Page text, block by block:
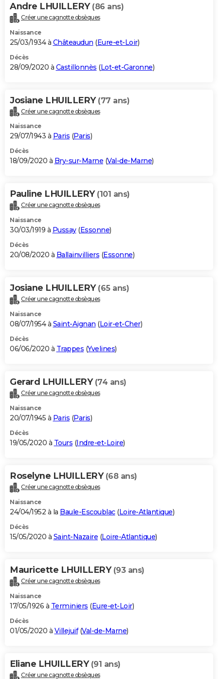
Andre LHUILLERY (86 ans)
Créer une cagnotte obsèques
Naissance
25/03/1934 à Châteaudun (Eure-et-Loir)
Décès
28/09/2020 à Castillonnès (Lot-et-Garonne)
Josiane LHUILLERY (77 ans)
Créer une cagnotte obsèques
Naissance
29/07/1943 à Paris (Paris)
Décès
18/09/2020 à Bry-sur-Marne (Val-de-Marne)
Pauline LHUILLERY (101 ans)
Créer une cagnotte obsèques
Naissance
30/03/1919 à Pussay(Essonne)
Décès
20/08/2020 à Ballainvilliers (Essonne)
Josiane LHUILLERY (65 ans)
Créer une cagnotte obsèques
Naissance
08/07/1954 à Saint-Aignan (Loir-et-Cher)
Décès
06/06/2020 à Trappes (Yvelines)
Gerard LHUILLERY (74 ans)
Créer une cagnotte obsèques
Naissance
20/07/1945 à Paris (Paris)
Décès
19/05/2020 à Tours (Indre-et-Loire)
Roselyne LHUILLERY (68 ans)
Créer une cagnotte obsèques
Naissance
24/04/1952 à la Baule-Escoublac(Loire-Atlantique)
Décès
15/05/2020 à Saint-Nazaire (Loire-Atlantique)
Mauricette LHUILLERY (93 ans)
Créer une cagnotte obsèques
Naissance
17/05/1926 à Terminiers (Eure-et-Loir)
Décès
01/05/2020 à Villejuif(Val-de-Marne)
Eliane LHUILLERY (91 ans)
Créer une cagnotte obsèques